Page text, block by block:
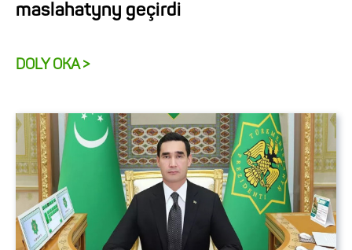
maslahatyny geçirdi
DOLY OKA >